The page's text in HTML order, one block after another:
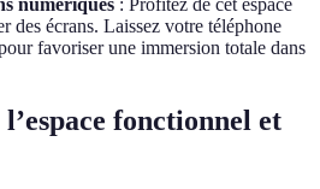
des écrans. Laissez votre téléphone
favoriser une immersion totale dans
fonctionnel et